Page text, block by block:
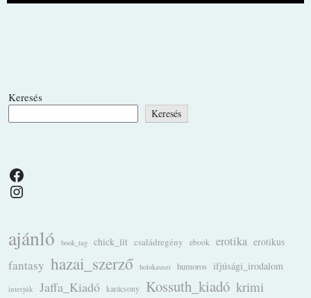
Keresés
Keresés
Facebook
Instagram
ajánló book_tag chick_lit családregény ebook erotika erotikus
fantasy hazai_szerző holokauszt humoros ifjúsági_irodalom
interjúk Jaffa_Kiadó karácsony Kossuth_kiadó krimi